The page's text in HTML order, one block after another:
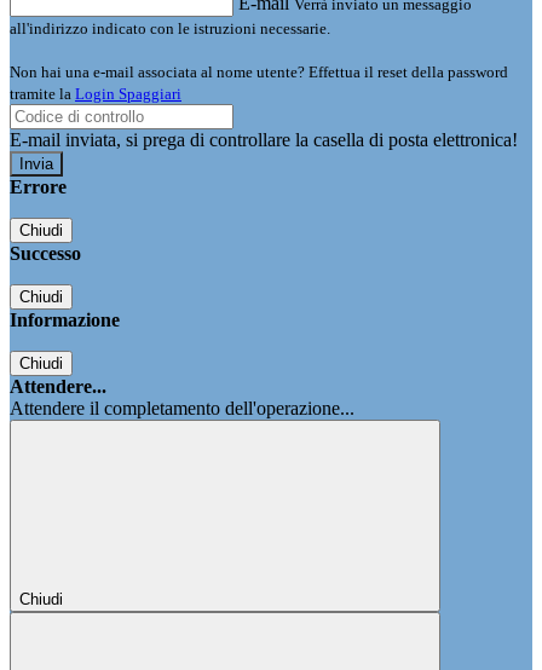
Verrà inviato un messaggio
all'indirizzo indicato con le istruzioni necessarie.
Non hai una e-mail associata al nome utente? Effettua il reset della password
tramite la Login Spaggiari
E-mail inviata, si prega di controllare la casella di posta elettronica!
Errore
Chiudi
Successo
Chiudi
Informazione
Chiudi
Attendere...
Attendere il completamento dell'operazione...
Chiudi